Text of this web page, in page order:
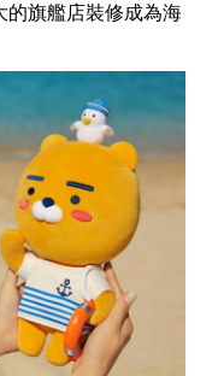
的旗艦店裝修成為海